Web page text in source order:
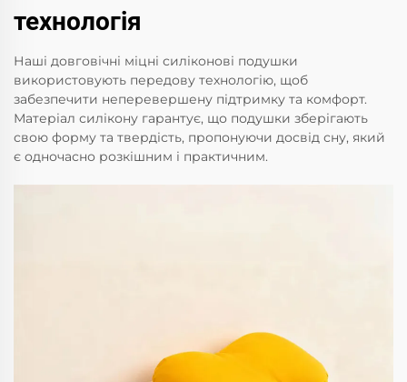
технологія
Наші довговічні міцні силіконові подушки
використовують передову технологію, щоб
забезпечити неперевершену підтримку та комфорт.
Матеріал силікону гарантує, що подушки зберігають
свою форму та твердість, пропонуючи досвід сну, який
є одночасно розкішним і практичним.